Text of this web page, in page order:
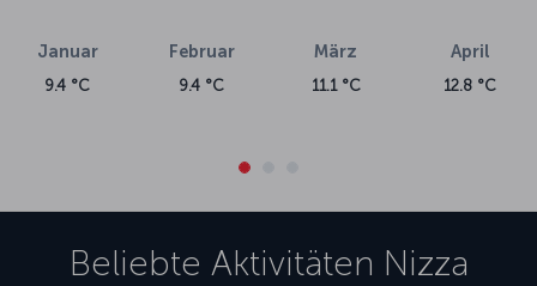
Januar
9.4 °C
Februar
9.4 °C
März
11.1 °C
April
12.8 °C
Beliebte Aktivitäten Nizza